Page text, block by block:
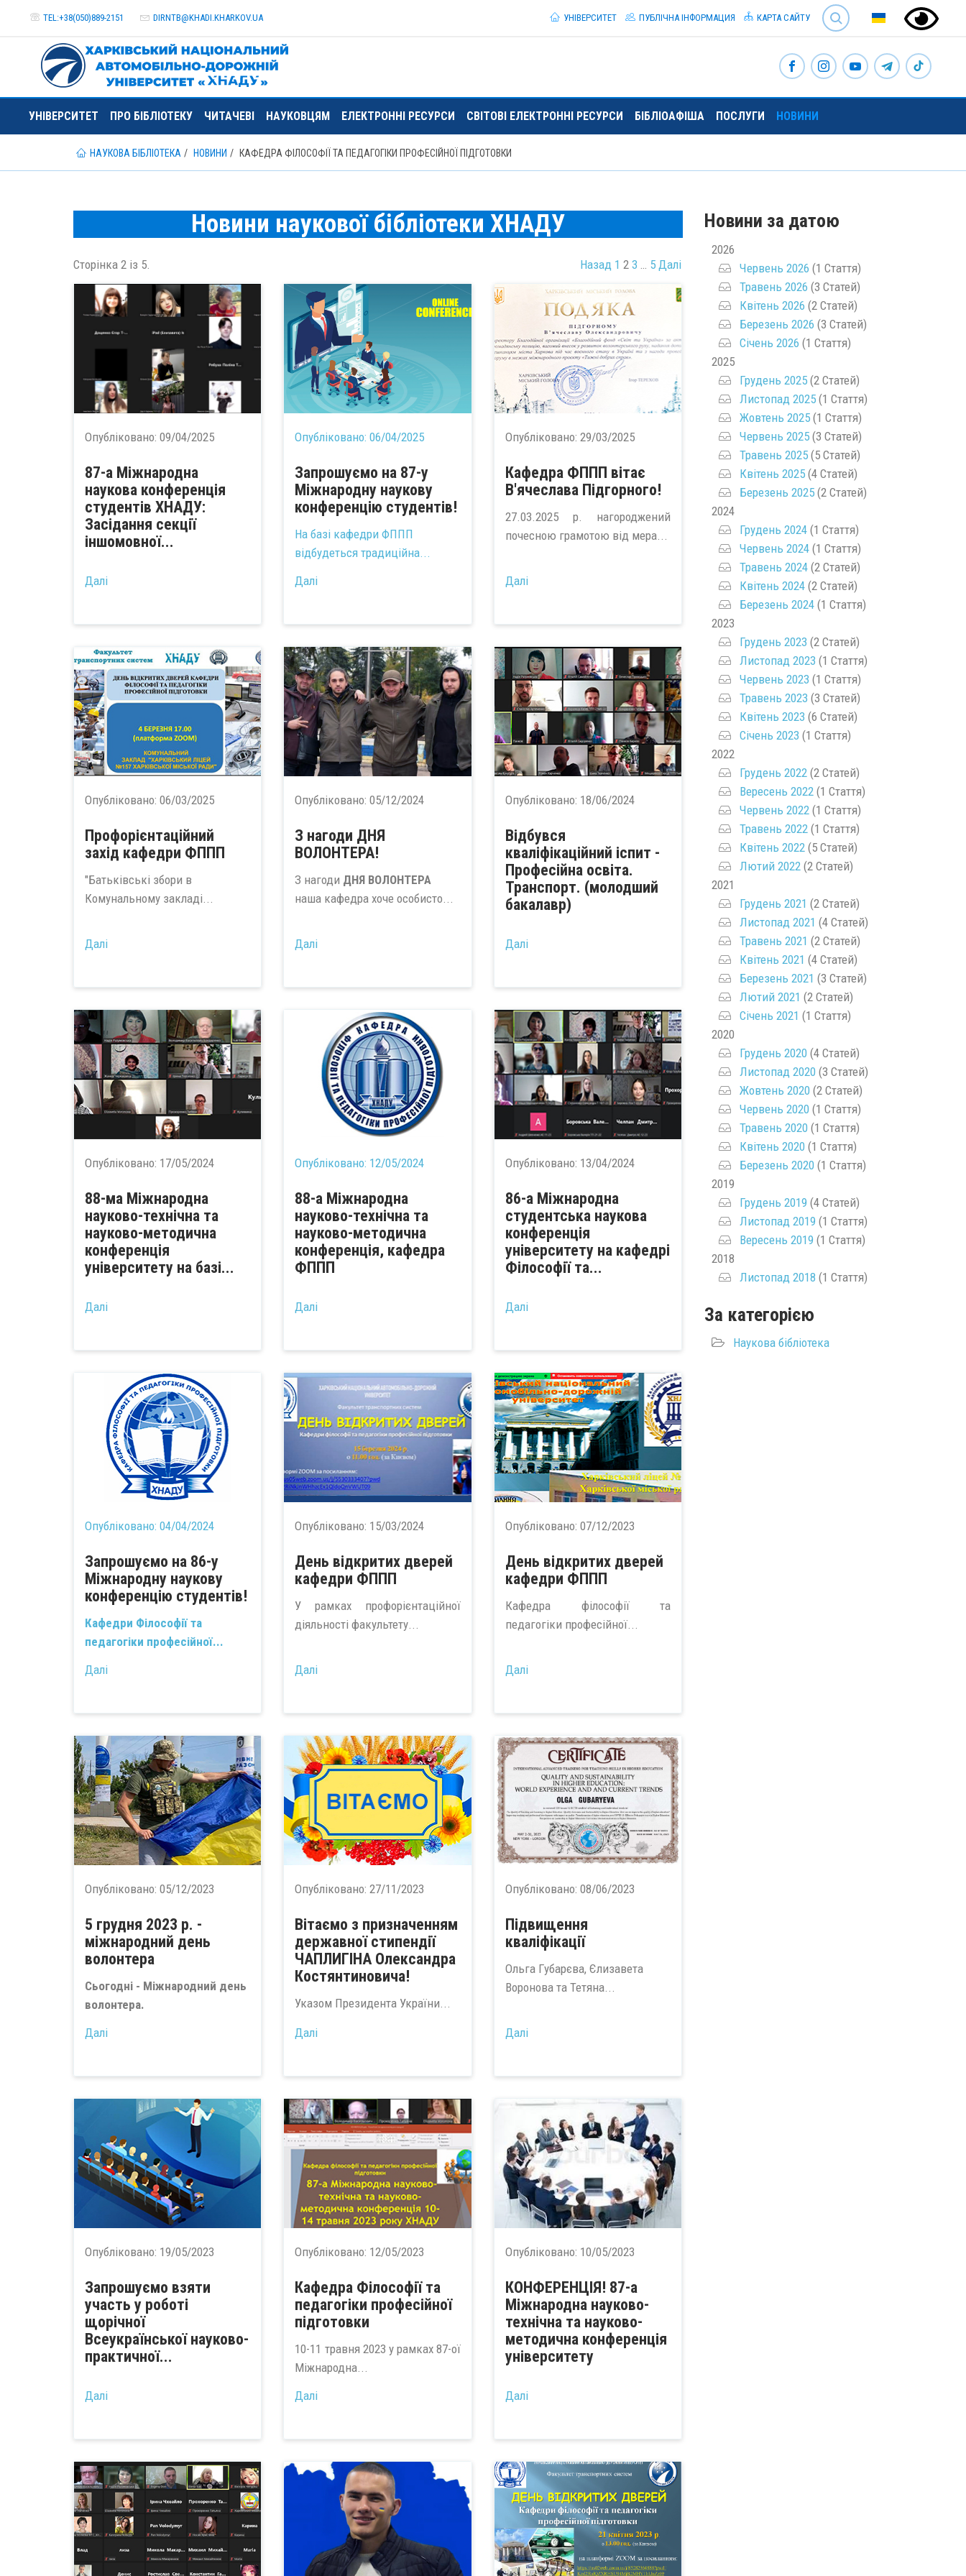
TEL:+38(050)889-2151 DIRNTB@KHADI.KHARKOV.UA
SEARCH
УНІВЕРСИТЕТ
ПУБЛІЧНА ІНФОРМАЦИЯ КАРТА САЙТУ
УНІВЕРСИТЕТ ПРО БІБЛІОТЕКУ ЧИТАЧЕВІ НАУКОВЦЯМ ЕЛЕКТРОННІ РЕСУРСИ СВІТОВІ ЕЛЕКТРОННІ РЕСУРСИ БІБЛІОАФІША ПОСЛУГИ НОВИНИ
НАУКОВА БІБЛІОТЕКА НОВИНИ КАФЕДРА ФІЛОСОФІЇ ТА ПЕДАГОГІКИ ПРОФЕСІЙНОЇ ПІДГОТОВКИ
Новини наукової бібліотеки ХНАДУ
Сторінка 2 із 5. Назад 1 2 3 … 5 Далі
Опубліковано: 09/04/2025
87-а Міжнародна
наукова конференція
студентів ХНАДУ:
Засідання секції
іншомовної...
Далі
Опубліковано:06/04/2025
Запрошуємо на 87-у
Міжнародну наукову
конференцію студентів!
На базі кафедри ФППП
відбудеться традиційна...
Далі
Опубліковано: 29/03/2025
Кафедра ФППП вітає
В'ячеслава Підгорного!
27.03.2025 р. нагороджений
почесною грамотою від мера...
Далі
Опубліковано: 06/03/2025
Профорієнтаційний
захід кафедри ФППП
"Батьківські збори в
Комунальному закладі...
Далі
Опубліковано:05/12/2024
З нагоди ДНЯ
ВОЛОНТЕРА!
З нагоди ДНЯ ВОЛОНТЕРА
наша кафедра хоче особисто...
Далі
Опубліковано: 18/06/2024
Відбувся
кваліфікаційний іспит -
Професійна освіта.
Транспорт. (молодший
бакалавр)
Далі
Опубліковано: 17/05/2024
88-ма Міжнародна
науково-технічна та
науково-методична
конференція
університету на базі...
Далі
Опубліковано: 12/05/2024
88-а Міжнародна
науково-технічна та
науково-методична
конференція, кафедра
ФППП
Далі
Опубліковано: 13/04/2024
86-а Міжнародна
студентська наукова
конференція
університету на кафедрі
Філософії та...
Далі
Опубліковано: 04/04/2024
Запрошуємо на 86-у
Міжнародну наукову
конференцію студентів!
Кафедри Філософії та
педагогіки професійної...
Далі
Опубліковано: 15/03/2024
День відкритих дверей
кафедри ФППП
У рамках профорієнтаційної
діяльності факультету...
Далі
Опубліковано: 07/12/2023
День відкритих дверей
кафедри ФППП
Кафедра філософії та
педагогіки професійної...
Далі
Опубліковано: 05/12/2023
5 грудня 2023 р. -
міжнародний день
волонтера
Сьогодні - Міжнародний день
волонтера.
...
Далі
Опубліковано:27/11/2023
Вітаємо з призначенням
державної стипендії
ЧАПЛИГІНА Олександра
Костянтиновича!
Указом Президента України...
Далі
Опубліковано: 08/06/2023
Підвищення
кваліфікації
Ольга Губарєва, Єлизавета
Воронова та Тетяна...
Далі
Опубліковано: 19/05/2023
Запрошуємо взяти
участь у роботі
щорічної
Всеукраїнської науково-
практичної...
Далі
Опубліковано: 12/05/2023
Кафедра Філософії та
педагогіки професійної
підготовки
10-11 травня 2023 у рамках 87-ої
Міжнародна...
Далі
Опубліковано: 10/05/2023
КОНФЕРЕНЦІЯ! 87-а
Міжнародна науково-
технічна та науково-
методична конференція
університету
Далі
Новини за датою
2026
Червень 2026 (1 Стаття)
Травень 2026 (3 Статей)
Квітень 2026 (2 Статей)
Березень 2026 (3 Статей)
Січень 2026 (1 Стаття)
2025
Грудень 2025(2 Статей)
Листопад 2025(1 Стаття)
Жовтень 2025(1 Стаття)
Червень 2025(3 Статей)
Травень 2025(5 Статей)
Квітень 2025(4 Статей)
Березень 2025(2 Статей)
2024
Грудень 2024(1 Стаття)
Червень 2024(1 Стаття)
Травень 2024(2 Статей)
Квітень 2024(2 Статей)
Березень 2024(1 Стаття)
2023
Грудень 2023 (2 Статей)
Листопад 2023 (1 Стаття)
Червень 2023 (1 Стаття)
Травень 2023 (3 Статей)
Квітень 2023 (6 Статей)
Січень 2023 (1 Стаття)
2022
Грудень 2022(2 Статей)
Вересень 2022(1 Стаття)
Червень 2022(1 Стаття)
Травень 2022(1 Стаття)
Квітень 2022(5 Статей)
Лютий 2022(2 Статей)
2021
Грудень 2021 (2 Статей)
Листопад 2021 (4 Статей)
Травень 2021 (2 Статей)
Квітень 2021 (4 Статей)
Березень 2021 (3 Статей)
Лютий 2021 (2 Статей)
Січень 2021 (1 Стаття)
2020
Грудень 2020(4 Статей)
Листопад 2020(3 Статей)
Жовтень 2020(2 Статей)
Червень 2020(1 Стаття)
Травень 2020(1 Стаття)
Квітень 2020(1 Стаття)
Березень 2020(1 Стаття)
2019
Грудень 2019 (4 Статей)
Листопад 2019 (1 Стаття)
Вересень 2019 (1 Стаття)
2018
Листопад 2018 (1 Стаття)
За категорією
Наукова бібліотека